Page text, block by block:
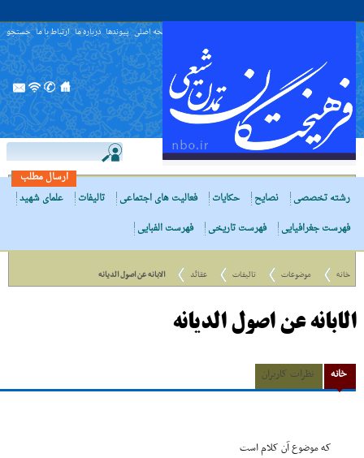
صفحه اصلی پیوندها درباره ما ارتباط با ما جستجو
ارسال مطلب
رشته تخصصی
نصایح حکایات فعالیت های اجتماعی تالیفات
علمای شهید
فهرست جغرافیایی
فهرست تاریخی فهرست الفبایی
خانه موضوعات تالیفات عقائد الابانه عن اصول الدیانه
الابانه عن اصول الدیانه
خانه نظرات کاربران
که موضوع آن کلام است